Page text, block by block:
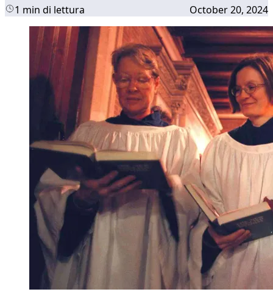
1 min di lettura October 20, 2024